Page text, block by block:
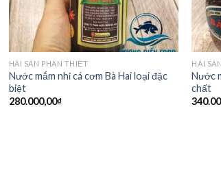
HẢI SẢN PHAN THIẾT
Nước mắm nhỉ cá cơm Bà Hai loại đặc
biệt
280.000,00₫
HẢI
Nước
chất